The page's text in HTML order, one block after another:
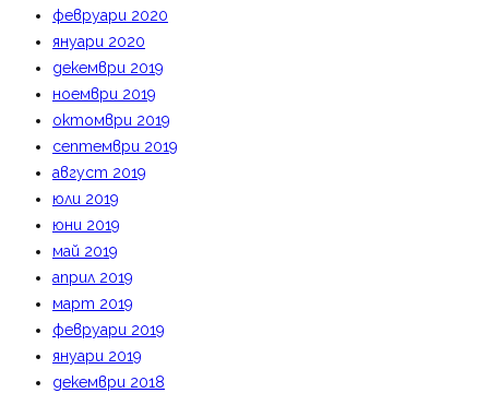
февруари 2020
януари 2020
декември 2019
ноември 2019
октомври 2019
септември 2019
август 2019
юли 2019
юни 2019
май 2019
април 2019
март 2019
февруари 2019
януари 2019
декември 2018